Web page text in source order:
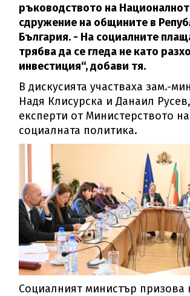
ръководството на
сдружение на общините в
България. - На социалните
трябва да се гледа не като
инвестиция“, добави тя.
В дискусията участваха зам.-
Надя Клисурска и Данаил
експерти от Министерството
социалната политика.
Социалният министър призова